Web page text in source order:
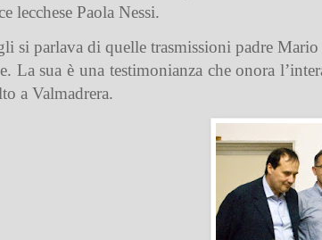
lecchese Paola Nessi.
si parlava di quelle trasmissioni padre Mario
La sua è una testimonianza che onora
a Valmadrera.